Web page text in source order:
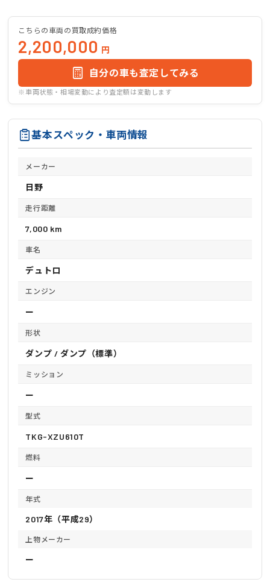
こちらの車両の買取成約価格
2,200,000 円
自分の車も査定してみる
※車両状態・相場変動により査定額は変動します
基本スペック・車両情報
メーカー
日野
走行距離
7,000 km
車名
デュトロ
エンジン
ー
形状
ダンプ / ダンプ（標準）
ミッション
ー
型式
TKG-XZU610T
燃料
ー
年式
2017年（平成29）
上物メーカー
ー